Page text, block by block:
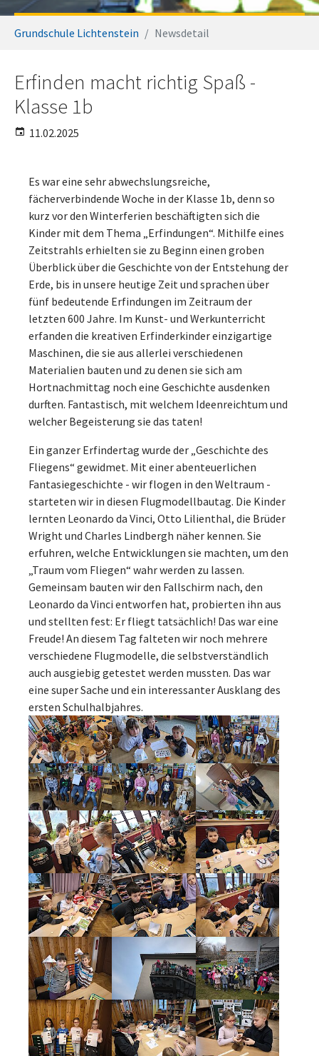
Grundschule Lichtenstein Newsdetail
Erfinden macht richtig Spaß -
Klasse 1b
11.02.2025
Es war eine sehr abwechslungsreiche,
fächerverbindende Woche in der Klasse 1b, denn so
kurz vor den Winterferien beschäftigten sich die
Kinder mit dem Thema „Erfindungen“. Mithilfe eines
Zeitstrahls erhielten sie zu Beginn einen groben
Überblick über die Geschichte von der Entstehung der
Erde, bis in unsere heutige Zeit und sprachen über
fünf bedeutende Erfindungen im Zeitraum der
letzten 600 Jahre. Im Kunst- und Werkunterricht
erfanden die kreativen Erfinderkinder einzigartige
Maschinen, die sie aus allerlei verschiedenen
Materialien bauten und zu denen sie sich am
Hortnachmittag noch eine Geschichte ausdenken
durften. Fantastisch, mit welchem Ideenreichtum und
welcher Begeisterung sie das taten!
Ein ganzer Erfindertag wurde der „Geschichte des
Fliegens“ gewidmet. Mit einer abenteuerlichen
Fantasiegeschichte - wir flogen in den Weltraum -
starteten wir in diesen Flugmodellbautag. Die Kinder
lernten Leonardo da Vinci, Otto Lilienthal, die Brüder
Wright und Charles Lindbergh näher kennen. Sie
erfuhren, welche Entwicklungen sie machten, um den
„Traum vom Fliegen“ wahr werden zu lassen.
Gemeinsam bauten wir den Fallschirm nach, den
Leonardo da Vinci entworfen hat, probierten ihn aus
und stellten fest: Er fliegt tatsächlich! Das war eine
Freude! An diesem Tag falteten wir noch mehrere
verschiedene Flugmodelle, die selbstverständlich
auch ausgiebig getestet werden mussten. Das war
eine super Sache und ein interessanter Ausklang des
ersten Schulhalbjahres.